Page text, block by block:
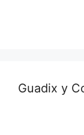
Guadix y